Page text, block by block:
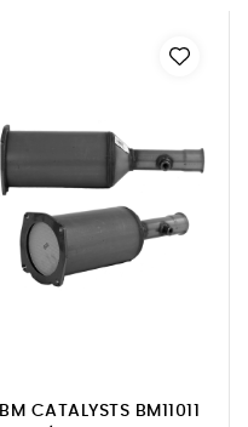
BM CATALYSTS BM11011